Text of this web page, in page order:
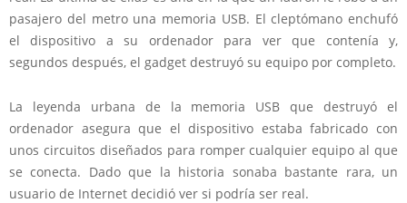
pasajero del metro una memoria USB. El cleptómano enchufó
el dispositivo a su ordenador para ver que contenía y,
segundos después, el gadget destruyó su equipo por completo.
La leyenda urbana de la memoria USB que destruyó el
ordenador asegura que el dispositivo estaba fabricado con
unos circuitos diseñados para romper cualquier equipo al que
se conecta. Dado que la historia sonaba bastante rara, un
usuario de Internet decidió ver si podría ser real.